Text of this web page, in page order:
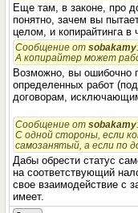
Еще там, в законе, про
понятно, зачем вы
целом, и копирайтинга в
Сообщение отsobakamy:
А копирайтер может
Возможно, вы ошибочно
определенных работ
договорам,
Сообщение отsobakamy:
С одной стороны, если
самозанятый, а если по
Дабы обрести статус
на соответствующий
свое взаимодействие с
имеет.